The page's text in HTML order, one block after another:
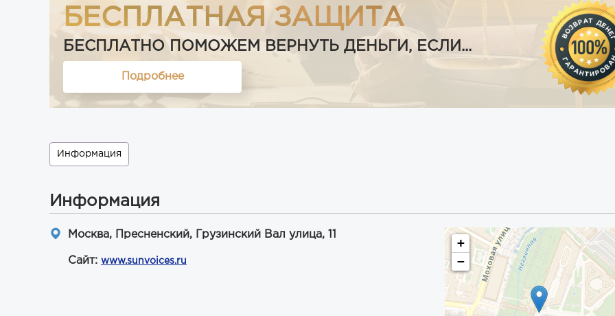
БЕСПЛАТНАЯ ЗАЩИТА
БЕСПЛАТНО ПОМОЖЕМ ВЕРНУТЬ ДЕНЬГИ, ЕСЛИ...
Подробнее
Информация
Информация
Москва, Пресненский, Грузинский Вал улица, 11
Сайт: www.sunvoices.ru
+
−